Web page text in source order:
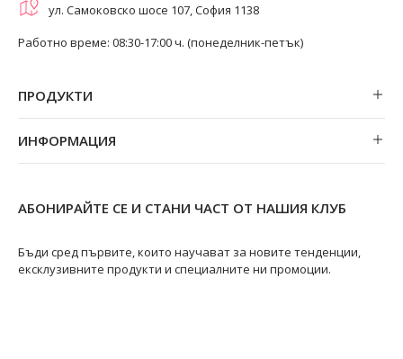
ул. Самоковско шосе 107, София 1138
Работно време: 08:30-17:00 ч. (понеделник-петък)
ПРОДУКТИ
Гривни
ИНФОРМАЦИЯ
Магазини
Ремонт на бижута
Видове перли
АБОНИРАЙТЕ СЕ И СТАНИ ЧАСТ ОТ НАШИЯ КЛУБ
Бъди сред първите, които научават за новите тенденции,
ексклузивните продукти и специалните ни промоции.